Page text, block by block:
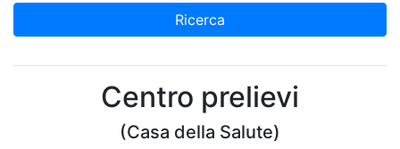
Ricerca
Centro prelievi
(Casa della Salute)